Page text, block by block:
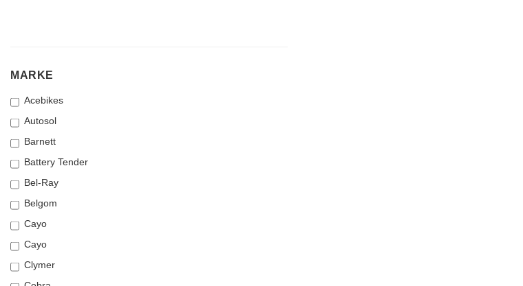
MARKE
MARKE
Acebikes
Autosol
Barnett
Battery Tender
Bel-Ray
Belgom
Cayo
Cayo
Clymer